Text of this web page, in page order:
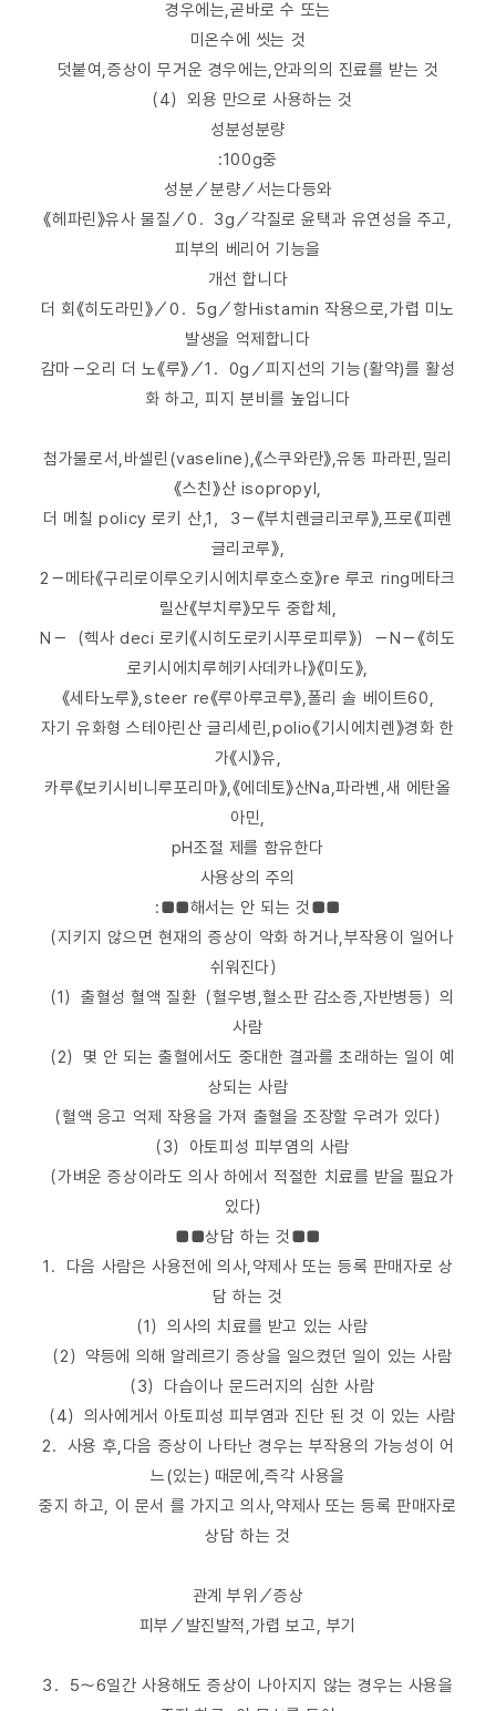
경우에는,곧바로 수 또는
미온수에 씻는 것
덧붙여,증상이 무거운 경우에는,안과의의 진료를 받는 것
（4）외용 만으로 사용하는 것
성분성분량
:100g중
성분／분량／서는다등와
《헤파린》유사 물질／0．3g／각질로 윤택과 유연성을 주고,
피부의 베리어 기능을
개선 합니다
더 회《히도라민》／0．5g／항Histamin 작용으로,가렵 미노
발생을 억제합니다
감마－오리 더 노《루》／1．0g／피지선의 기능(활약)를 활성
화 하고, 피지 분비를 높입니다
첨가물로서,바셀린(vaseline),《스쿠와란》,유동 파라핀,밀리
《스친》산 isopropyl,
더 메칠 policy 로키 산,1，3－《부치렌글리코루》,프로《피렌
글리코루》,
2－메타《구리로이루오키시에치루호스호》re 루코 ring메타크
릴산《부치루》모두 중합체,
N－（헥사 deci 로키《시히도로키시푸로피루》）－N－《히도
로키시에치루헤키사데카나》《미도》,
《세타노루》,steer re《루아루코루》,폴리 솔 베이트60,
자기 유화형 스테아린산 글리세린,polio《기시에치렌》경화 한
가《시》유,
카루《보키시비니루포리마》,《에데토》산Na,파라벤,새 에탄올
아민,
pH조절 제를 함유한다
사용상의 주의
:■■해서는 안 되는 것■■
（지키지 않으면 현재의 증상이 악화 하거나,부작용이 일어나
쉬워진다）
（1）출혈성 혈액 질환（혈우병,혈소판 감소증,자반병등）의
사람
（2）몇 안 되는 출혈에서도 중대한 결과를 초래하는 일이 예
상되는 사람
（혈액 응고 억제 작용을 가져 출혈을 조장할 우려가 있다）
（3）아토피성 피부염의 사람
（가벼운 증상이라도 의사 하에서 적절한 치료를 받을 필요가
있다）
■■상담 하는 것■■
1．다음 사람은 사용전에 의사,약제사 또는 등록 판매자로 상
담 하는 것
（1）의사의 치료를 받고 있는 사람
（2）약등에 의해 알레르기 증상을 일으켰던 일이 있는 사람
（3）다습이나 문드러지의 심한 사람
（4）의사에게서 아토피성 피부염과 진단 된 것 이 있는 사람
2．사용 후,다음 증상이 나타난 경우는 부작용의 가능성이 어
느(있는) 때문에,즉각 사용을
중지 하고, 이 문서 를 가지고 의사,약제사 또는 등록 판매자로
상담 하는 것
관계 부위／증상
피부／발진발적,가렵 보고, 부기
3．5～6일간 사용해도 증상이 나아지지 않는 경우는 사용을